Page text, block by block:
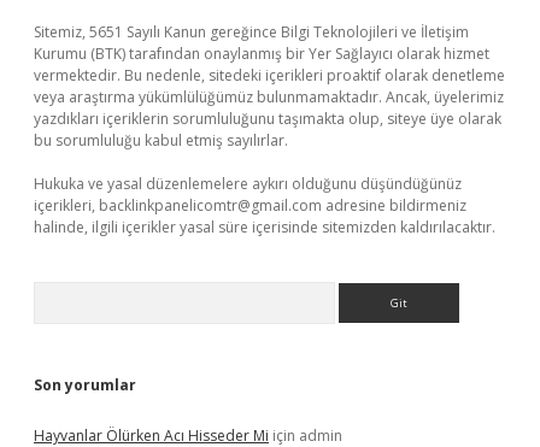
Sitemiz, 5651 Sayılı Kanun gereğince Bilgi Teknolojileri ve İletişim
Kurumu (BTK) tarafından onaylanmış bir Yer Sağlayıcı olarak hizmet
vermektedir. Bu nedenle, sitedeki içerikleri proaktif olarak denetleme
veya araştırma yükümlülüğümüz bulunmamaktadır. Ancak, üyelerimiz
yazdıkları içeriklerin sorumluluğunu taşımakta olup, siteye üye olarak
bu sorumluluğu kabul etmiş sayılırlar.
Hukuka ve yasal düzenlemelere aykırı olduğunu düşündüğünüz
içerikleri, backlinkpanelicomtr@gmail.com adresine bildirmeniz
halinde, ilgili içerikler yasal süre içerisinde sitemizden kaldırılacaktır.
Son yorumlar
Hayvanlar Ölürken Acı Hisseder Mi için admin